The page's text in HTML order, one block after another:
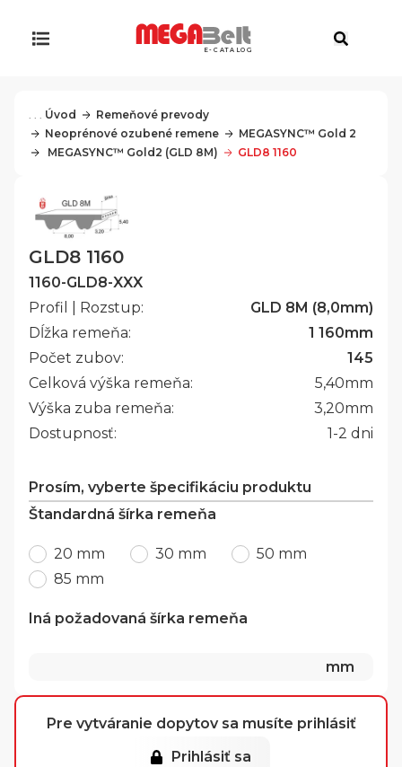
E-CATALOG
. . . Úvod
Remeňové prevody
Neoprénové ozubené remene
MEGASYNC™ Gold 2
MEGASYNC™ Gold2 (GLD 8M)
GLD8 1160
GLD8 1160
1160-GLD8-XXX
Profil | Rozstup:
GLD 8M (8,0mm)
Dĺžka remeňa:
1 160mm
Počet zubov:
145
Celková výška remeňa:
5,40mm
Výška zuba remeňa:
3,20mm
Dostupnosť:
1-2 dni
Prosím, vyberte špecifikáciu produktu
Štandardná šírka remeňa
20 mm 30 mm
50 mm
85 mm
Iná požadovaná šírka remeňa
mm
Pre vytváranie dopytov sa musíte prihlásiť
Prihlásiť sa